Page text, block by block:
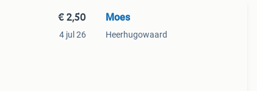
€ 2,50
4 jul 26
Moes
Heerhugowaard